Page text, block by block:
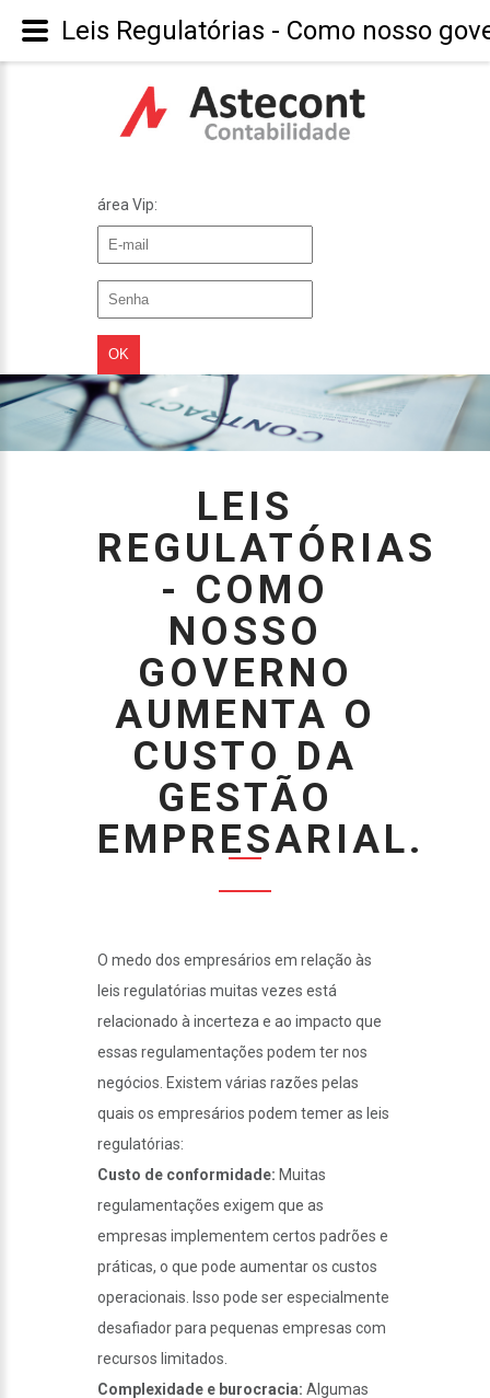
área Vip:
LEIS
REGULATÓRIAS
- COMO
NOSSO
GOVERNO
AUMENTA O
CUSTO DA
GESTÃO
EMPRESARIAL.
O medo dos empresários em relação às
leis regulatórias muitas vezes está
relacionado à incerteza e ao impacto que
essas regulamentações podem ter nos
negócios. Existem várias razões pelas
quais os empresários podem temer as leis
regulatórias:
Custo de conformidade: Muitas
regulamentações exigem que as
empresas implementem certos padrões e
práticas, o que pode aumentar os custos
operacionais. Isso pode ser especialmente
desafiador para pequenas empresas com
recursos limitados.
Complexidade e burocracia: Algumas
Leis Regulatórias - Como nosso